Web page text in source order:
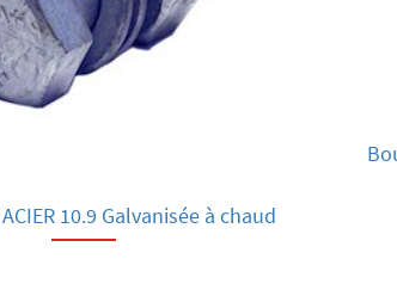
10.9 Galvanisée à chaud